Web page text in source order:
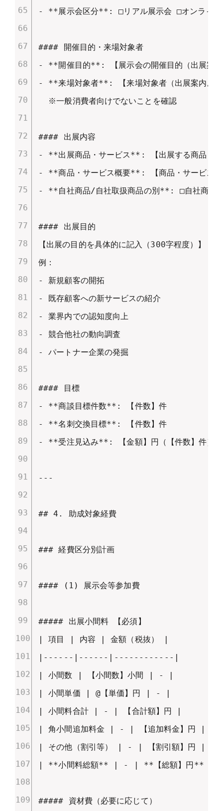
- **展示会区分**: □リアル展示会 □オンライン
#### 開催目的・来場対象者
- **開催目的**: 【展示会の開催目的（出展案内
- **来場対象者**: 【来場対象者（出展案内より
  ※一般消費者向けでないことを確認
#### 出展内容
- **出展商品・サービス**: 【出展する商品・サ
- **商品・サービス概要**: 【商品・サービスの
- **自社商品/自社取扱商品の別**: □自社商品 □
#### 出展目的
【出展の目的を具体的に記入（300字程度）】
例：
- 新規顧客の開拓
- 既存顧客への新サービスの紹介
- 業界内での認知度向上
- 競合他社の動向調査
- パートナー企業の発掘
#### 目標
- **商談目標件数**: 【件数】件
- **名刺交換目標**: 【件数】件
- **受注見込み**: 【金額】円（【件数】件）
---
## 4. 助成対象経費
### 経費区分別計画
#### (1) 展示会等参加費
##### 出展小間料 【必須】
| 項目 | 内容 | 金額（税抜） |
|------|------|------------|
| 小間数 | 【小間数】小間 | - |
| 小間単価 | @【単価】円 | - |
| 小間料合計 | - | 【合計額】円 |
| 角小間追加料金 | - | 【追加料金】円 |
| その他（割引等） | - | 【割引額】円 |
| **小間料総額** | - | **【総額】円** |
##### 資材費（必要に応じて）